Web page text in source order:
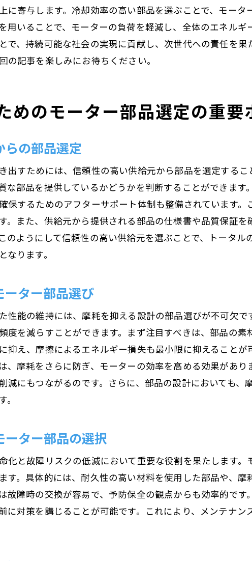
自己潤滑技術を取り入れた部品選び
耐久性に優れた部品の選定方法
摩耗テスト結果に基づく選択基準
摩耗を抑えるための日常点検の重要性
エネルギー消費を抑える部品の選び方
コストパフォーマンスの高い部品選定
部品の寿命を延ばしメンテナンス費用
持続可能な運用を支える部品の選定基準
に寄与します。冷却効率の高い部品を選ぶことで、モータ
用いることで、モーターの負荷を軽減し、全体のエネル
で、持続可能な社会の実現に貢献し、次世代への責任を
記事を楽しみにお待ちください。
めのモーター部品選定の重要
の部品選定
出すためには、信頼性の高い供給元から部品を選定する
な部品を提供しているかどうかを判断することができま
保するためのアフターサポート体制も整備されています
。また、供給元から提供される部品の仕様書や品質保証
のようにして信頼性の高い供給元を選ぶことで、トータ
ります。
ーター部品選び
性能の維持には、摩耗を抑える設計の部品選びが不可欠
度を減らすことができます。まず注目すべきは、部品の
抑え、摩擦によるエネルギー損失も最小限に抑えること
、摩耗をさらに防ぎ、モーターの効率を高める効果があ
減にもつながるのです。さらに、部品の設計においても
ター部品の選択
化と故障リスクの低減において重要な役割を果たします
す。具体的には、耐久性の高い材料を使用した部品や、
故障時の交換が容易で、予防保全の観点からも効率的で
に対策を講じることが可能です。これにより、メンテナ